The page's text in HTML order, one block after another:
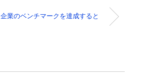
企業のベンチマークを達成すると